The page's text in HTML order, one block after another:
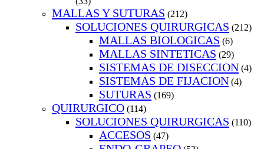
MALLAS Y SUTURAS (212)
SOLUCIONES QUIRURGICAS (212)
MALLAS BIOLOGICAS (6)
MALLAS SINTETICAS (29)
SISTEMAS DE DISECCION (4)
SISTEMAS DE FIJACION (4)
SUTURAS (169)
QUIRURGICO (114)
SOLUCIONES QUIRURGICAS (110)
ACCESOS (47)